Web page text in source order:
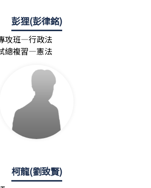
彭狸(彭律銘)
攻班—行政法
總複習—憲法
柯龍(劉致賢)